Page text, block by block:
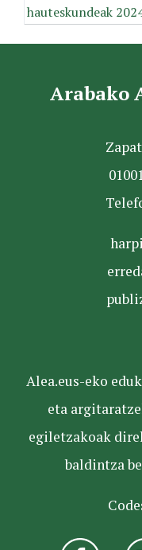
hauteskundeak
Arabako
Alea.eus-eko
eta
egiletzakoak
baldintza